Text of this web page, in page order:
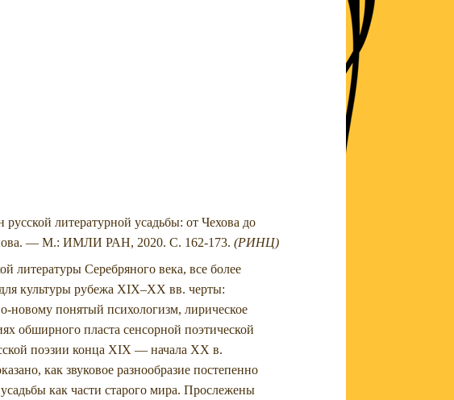
литературной усадьбы: от Чехова до
— М.: ИМЛИ РАН, 2020. С. 162-173.(РИНЦ)
литературы Серебряного века, все более
культуры рубежа XIX–XX вв. черты:
новому понятый психологизм, лирическое
обширного пласта сенсорной поэтической
поэзии конца XIX — начала XX в.
как звуковое разнообразие постепенно
как части старого мира. Прослежены